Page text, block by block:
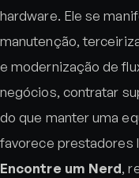
hardware. Ele se
manutenção,
e modernização de
negócios, contratar
do que manter uma
favorece prestadores
Encontre um Nerd,